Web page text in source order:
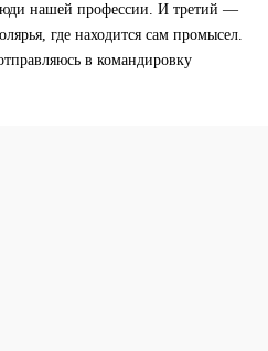
нашей профессии. И третий —
где находится сам промысел.
в командировку